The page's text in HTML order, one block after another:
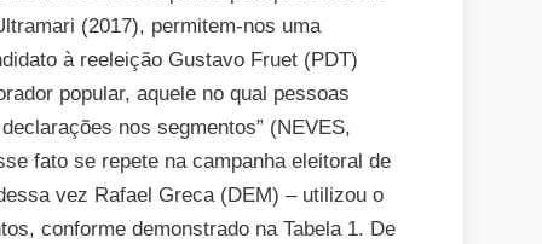
(2017), permitem-nos uma
à reeleição Gustavo Fruet (PDT)
popular, aquele no qual pessoas
nos segmentos” (NEVES,
fato se repete na campanha eleitoral de
vez Rafael Greca (DEM) – utilizou o
conforme demonstrado na Tabela 1. De